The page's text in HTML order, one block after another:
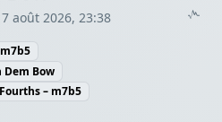
août 2026, 23:38
Bow
– m7b5